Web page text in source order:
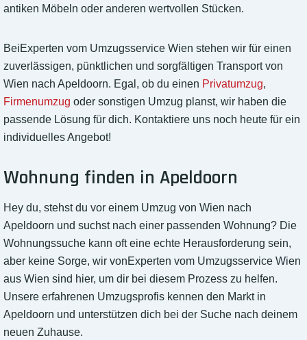
antiken Möbeln oder anderen wertvollen Stücken.
BeiExperten vom Umzugsservice Wien stehen wir für einen
zuverlässigen, pünktlichen und sorgfältigen Transport von
Wien nach Apeldoorn. Egal, ob du einen Privatumzug,
Firmenumzug oder sonstigen Umzug planst, wir haben die
passende Lösung für dich. Kontaktiere uns noch heute für ein
individuelles Angebot!
Wohnung finden in Apeldoorn
Hey du, stehst du vor einem Umzug von Wien nach
Apeldoorn und suchst nach einer passenden Wohnung? Die
Wohnungssuche kann oft eine echte Herausforderung sein,
aber keine Sorge, wir vonExperten vom Umzugsservice Wien
aus Wien sind hier, um dir bei diesem Prozess zu helfen.
Unsere erfahrenen Umzugsprofis kennen den Markt in
Apeldoorn und unterstützen dich bei der Suche nach deinem
neuen Zuhause.